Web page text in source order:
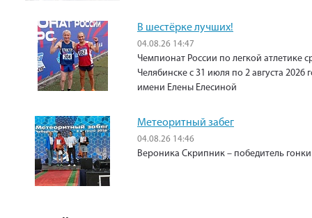
В шестёрке лучших!
04.08.26 14:47
Чемпионат России по легкой атлетике
Челябинске с 31 июля по 2 августа 2026
имени Елены Елесиной
Метеоритный забег
04.08.26 14:46
Вероника Скрипник – победитель